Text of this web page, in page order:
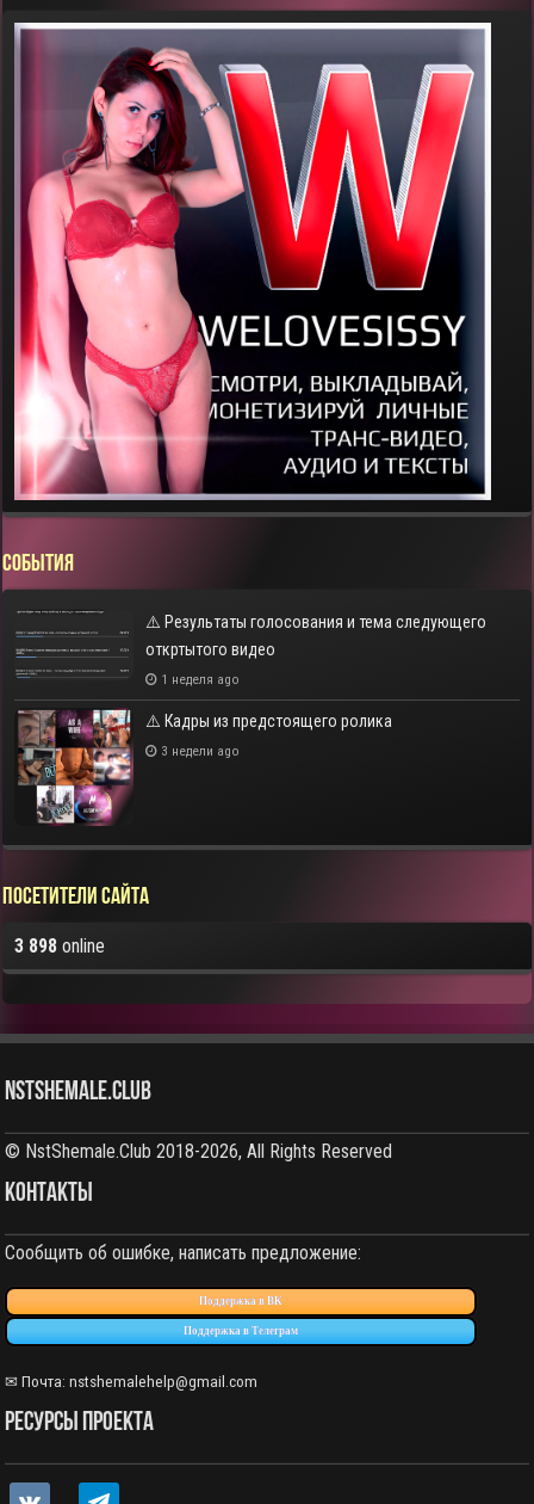
СОБЫТИЯ
⚠️ Результаты голосования и тема следующего
откртытого видео
1 неделя ago
⚠️ Кадры из предстоящего ролика
3 недели ago
Посетители сайта
3 898 online
NstShemale.Club
© NstShemale.Club 2018-2026, All Rights Reserved
КОНТАКТЫ
Сообщить об ошибке, написать предложение:
Поддержка в ВК
Поддержка в Телеграм
✉ Почта: nstshemalehelp@gmail.com
РЕСУРСЫ ПРОЕКТА
vkontakte telegram